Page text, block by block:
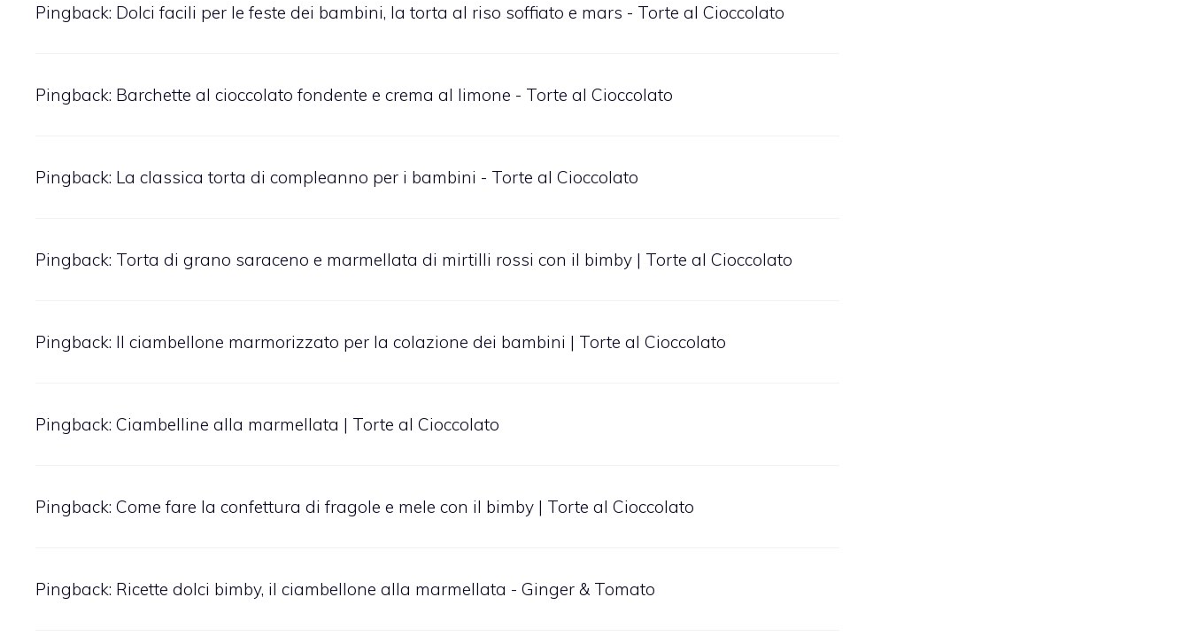
Pingback: Dolci facili per le feste dei bambini, la torta al riso soffiato e mars - Torte al Cioccolato
Pingback: Barchette al cioccolato fondente e crema al limone - Torte al Cioccolato
Pingback: La classica torta di compleanno per i bambini - Torte al Cioccolato
Pingback: Torta di grano saraceno e marmellata di mirtilli rossi con il bimby | Torte al Cioccolato
Pingback: Il ciambellone marmorizzato per la colazione dei bambini | Torte al Cioccolato
Pingback: Ciambelline alla marmellata | Torte al Cioccolato
Pingback: Come fare la confettura di fragole e mele con il bimby | Torte al Cioccolato
Pingback: Ricette dolci bimby, il ciambellone alla marmellata - Ginger & Tomato